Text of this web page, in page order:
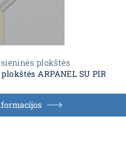
plokštės
ARPANEL SU PIR